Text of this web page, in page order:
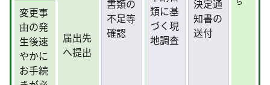
変更事
由の発
生後速
やかに
お手続
届出先
へ提出
書類の
不足等
確認
類に基
づく現
地調査
決定通
知書の
送付